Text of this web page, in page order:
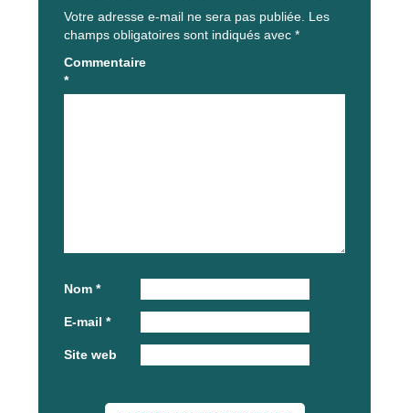
Votre adresse e-mail ne sera pas publiée. Les
champs obligatoires sont indiqués avec *
Commentaire
*
Nom *
E-mail *
Site web